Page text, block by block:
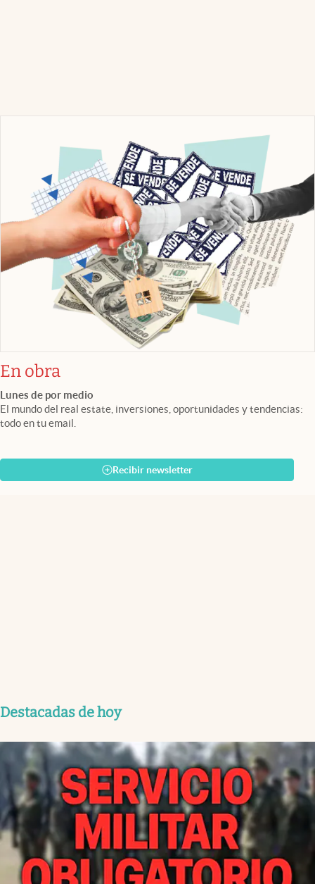
En obra
Lunes de por medio
El mundo del real estate, inversiones, oportunidades y tendencias:
todo en tu email.
Recibir newsletter
Destacadas de hoy